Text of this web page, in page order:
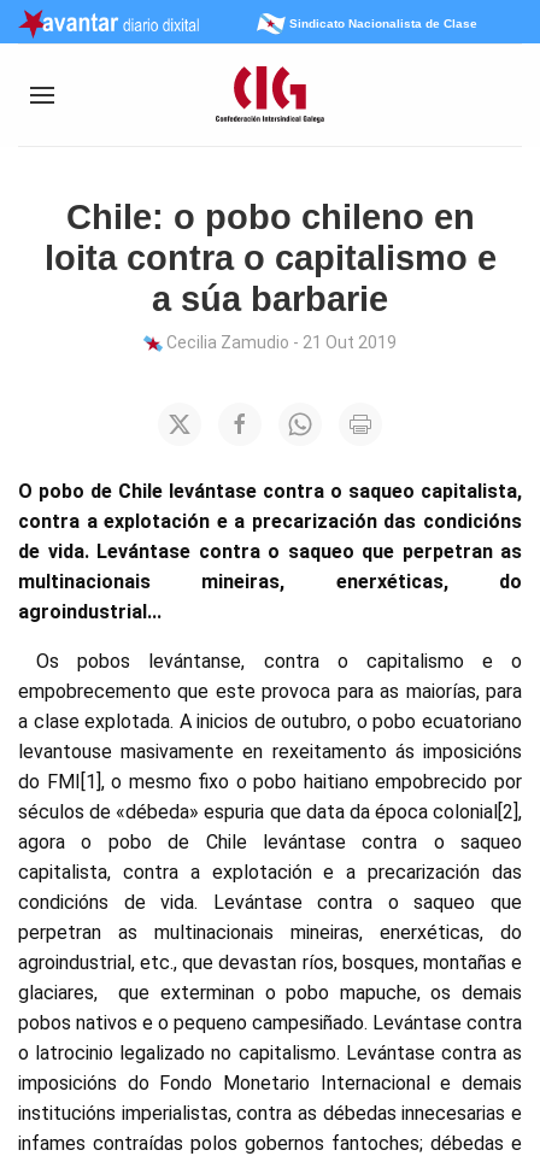
Sindicato Nacionalista de Clase
Chile: o pobo chileno en
loita contra o capitalismo e
a súa barbarie
Cecilia Zamudio - 21 Out 2019
O pobo de Chile levántase contra o saqueo capitalista,
contra a explotación e a precarización das condicións
de vida. Levántase contra o saqueo que perpetran as
multinacionais mineiras, enerxéticas, do
agroindustrial...
Os pobos levántanse, contra o capitalismo e o
empobrecemento que este provoca para as maiorías, para
a clase explotada. A inicios de outubro, o pobo ecuatoriano
levantouse masivamente en rexeitamento ás imposicións
do FMI[1], o mesmo fixo o pobo haitiano empobrecido por
séculos de «débeda» espuria que data da época colonial[2],
agora o pobo de Chile levántase contra o saqueo
capitalista, contra a explotación e a precarización das
condicións de vida. Levántase contra o saqueo que
perpetran as multinacionais mineiras, enerxéticas, do
agroindustrial, etc., que devastan ríos, bosques, montañas e
glaciares, que exterminan o pobo mapuche, os demais
pobos nativos e o pequeno campesiñado. Levántase contra
o latrocinio legalizado no capitalismo. Levántase contra as
imposicións do Fondo Monetario Internacional e demais
institucións imperialistas, contra as débedas innecesarias e
infames contraídas polos gobernos fantoches; débedas e